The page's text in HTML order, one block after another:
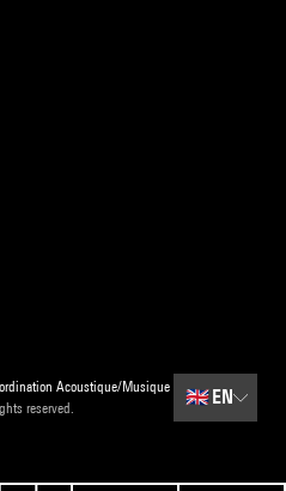
Acoustique/Musique
reserved.
🇬🇧 EN